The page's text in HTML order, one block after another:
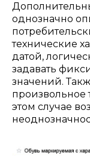
однозначно
технические
датой,
задавать
значений.
произвольное
этом случае